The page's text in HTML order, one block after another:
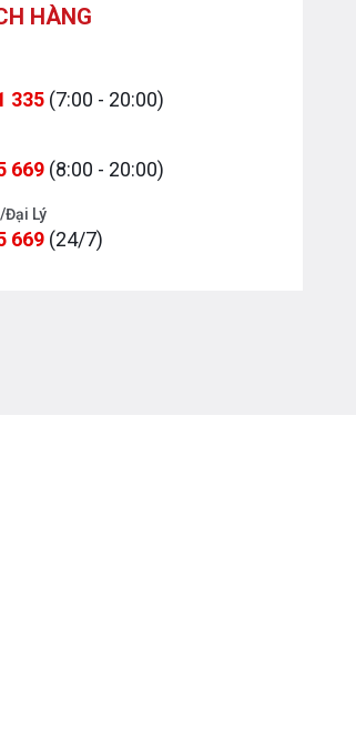
HÀNG
335 (7:00 - 20:00)
669 (8:00 - 20:00)
Đại Lý
669 (24/7)